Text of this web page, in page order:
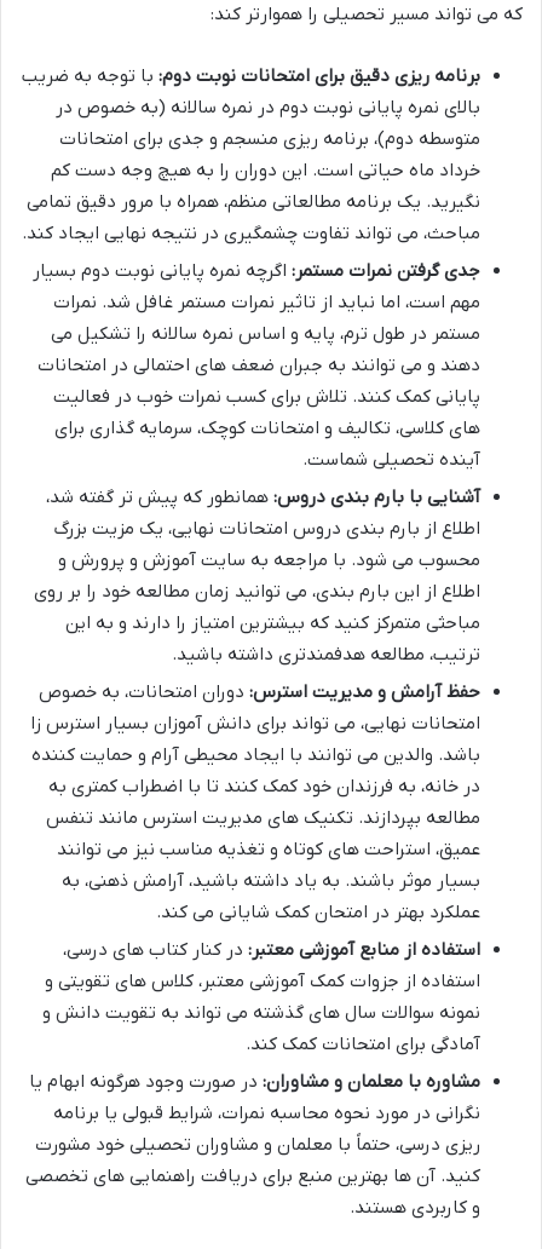
که می تواند مسیر تحصیلی را هموارتر کند:
برنامه ریزی دقیق برای امتحانات نوبت دوم: با توجه به ضریب
بالای نمره پایانی نوبت دوم در نمره سالانه (به خصوص در
متوسطه دوم)، برنامه ریزی منسجم و جدی برای امتحانات
خرداد ماه حیاتی است. این دوران را به هیچ وجه دست کم
نگیرید. یک برنامه مطالعاتی منظم، همراه با مرور دقیق تمامی
مباحث، می تواند تفاوت چشمگیری در نتیجه نهایی ایجاد کند.
جدی گرفتن نمرات مستمر: اگرچه نمره پایانی نوبت دوم بسیار
مهم است، اما نباید از تاثیر نمرات مستمر غافل شد. نمرات
مستمر در طول ترم، پایه و اساس نمره سالانه را تشکیل می
دهند و می توانند به جبران ضعف های احتمالی در امتحانات
پایانی کمک کنند. تلاش برای کسب نمرات خوب در فعالیت
های کلاسی، تکالیف و امتحانات کوچک، سرمایه گذاری برای
آینده تحصیلی شماست.
آشنایی با بارم بندی دروس: همانطور که پیش تر گفته شد،
اطلاع از بارم بندی دروس امتحانات نهایی، یک مزیت بزرگ
محسوب می شود. با مراجعه به سایت آموزش و پرورش و
اطلاع از این بارم بندی، می توانید زمان مطالعه خود را بر روی
مباحثی متمرکز کنید که بیشترین امتیاز را دارند و به این
ترتیب، مطالعه هدفمندتری داشته باشید.
حفظ آرامش و مدیریت استرس: دوران امتحانات، به خصوص
امتحانات نهایی، می تواند برای دانش آموزان بسیار استرس زا
باشد. والدین می توانند با ایجاد محیطی آرام و حمایت کننده
در خانه، به فرزندان خود کمک کنند تا با اضطراب کمتری به
مطالعه بپردازند. تکنیک های مدیریت استرس مانند تنفس
عمیق، استراحت های کوتاه و تغذیه مناسب نیز می توانند
بسیار موثر باشند. به یاد داشته باشید، آرامش ذهنی، به
عملکرد بهتر در امتحان کمک شایانی می کند.
استفاده از منابع آموزشی معتبر: در کنار کتاب های درسی،
استفاده از جزوات کمک آموزشی معتبر، کلاس های تقویتی و
نمونه سوالات سال های گذشته می تواند به تقویت دانش و
آمادگی برای امتحانات کمک کند.
مشاوره با معلمان و مشاوران: در صورت وجود هرگونه ابهام یا
نگرانی در مورد نحوه محاسبه نمرات، شرایط قبولی یا برنامه
ریزی درسی، حتماً با معلمان و مشاوران تحصیلی خود مشورت
کنید. آن ها بهترین منبع برای دریافت راهنمایی های تخصصی
و کاربردی هستند.